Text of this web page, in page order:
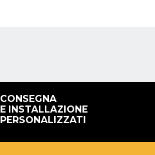
CONSEGNA
E INSTALLAZIONE
PERSONALIZZATI